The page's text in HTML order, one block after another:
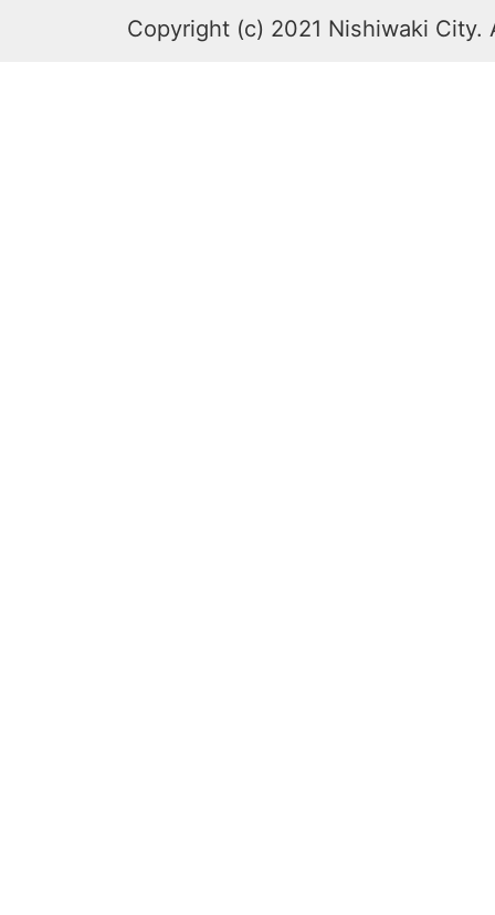
Copyright (c) 2021 Nishiwaki City.